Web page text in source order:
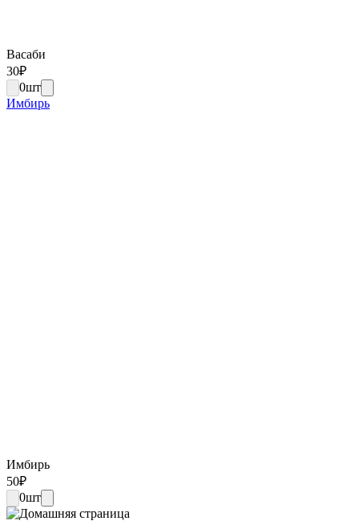
Васаби
30₽
0шт
Имбирь
Имбирь
50₽
0шт